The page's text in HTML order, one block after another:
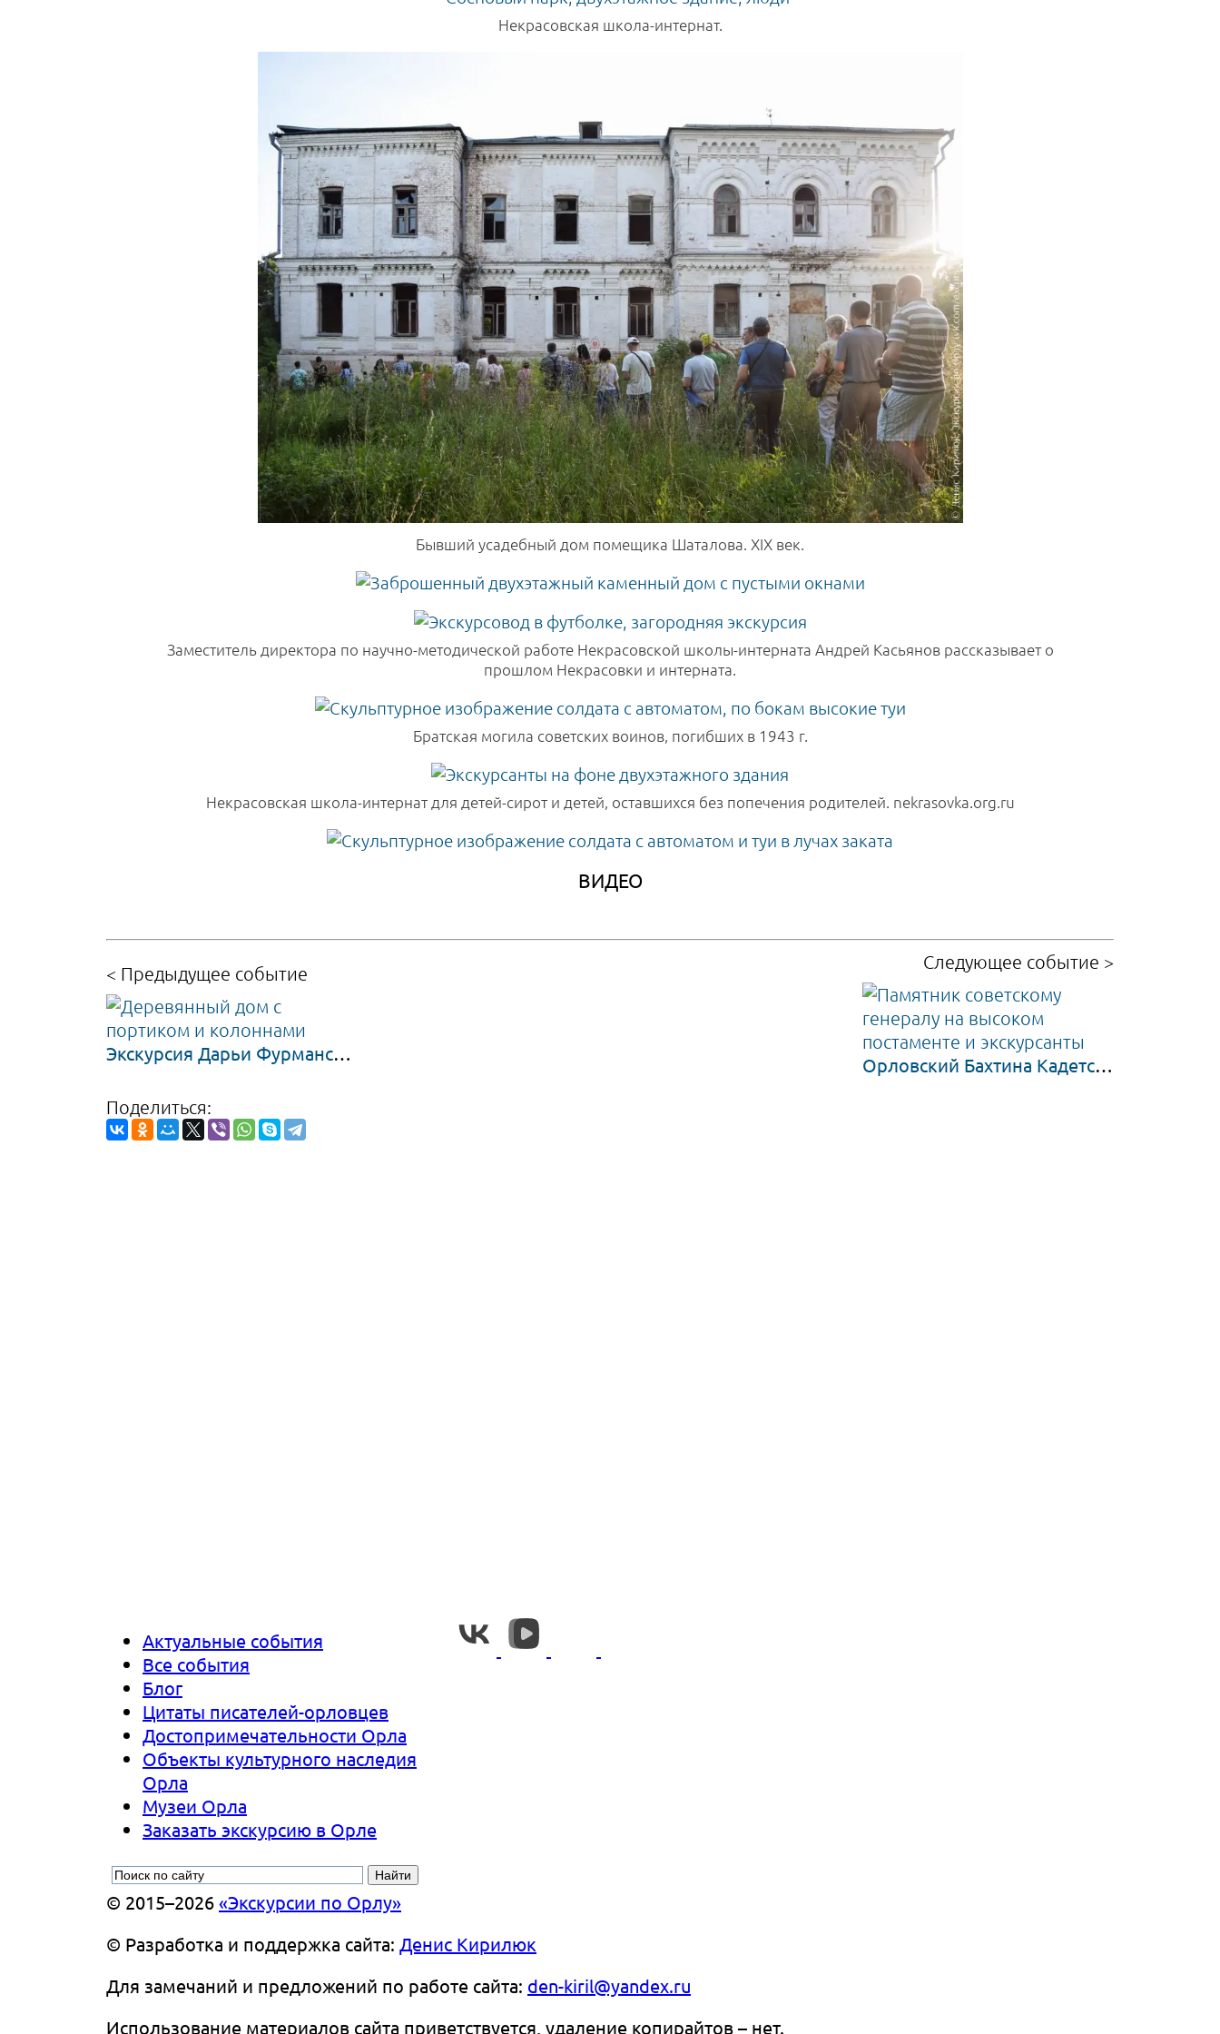
Некрасовская школа-интернат.
Бывший усадебный дом помещика Шаталова. XIX век.
Заместитель директора по научно-методической работе Некрасовской школы-интерната Андрей Касьянов рассказывает о
прошлом Некрасовки и интерната.
Братская могила советских воинов, погибших в 1943 г.
Некрасовская школа-интернат для детей-сирот и детей, оставшихся без попечения родителей. nekrasovka.org.ru
ВИДЕО
< Предыдущее событие
Экскурсия Дарьи Фурманской по Октябрьской улице
Следующее событие >
Орловский Бахтина Кадетский Корпус и его окружение
Поделиться:
Актуальные события
Все события
Блог
Цитаты писателей-орловцев
Достопримечательности Орла
Объекты культурного наследия
Орла
Музеи Орла
Заказать экскурсию в Орле
© 2015–2026 «Экскурсии по Орлу»
© Разработка и поддержка сайта: Денис Кирилюк
Для замечаний и предложений по работе сайта: den-kiril@yandex.ru
Использование материалов сайта приветствуется, удаление копирайтов – нет.